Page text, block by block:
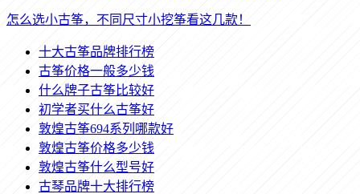
怎么选小古筝，不同尺寸小挖筝看这几款！
十大古筝品牌排行榜
古筝价格一般多少钱
什么牌子古筝比较好
初学者买什么古筝好
敦煌古筝694系列哪款好
敦煌古筝价格多少钱
敦煌古筝什么型号好
古琴品牌十大排行榜